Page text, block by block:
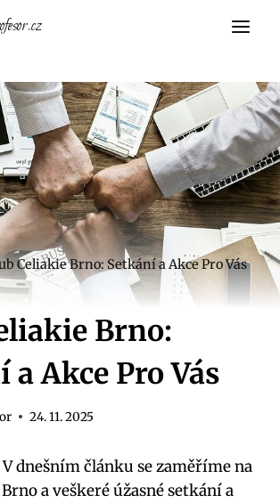
Celiakie Brno: Setkání a Akce Pro Vás
Brno:
a Akce Pro Vás
24. 11. 2025
dnešním článku se zaměříme na
a veškeré úžasné setkání a